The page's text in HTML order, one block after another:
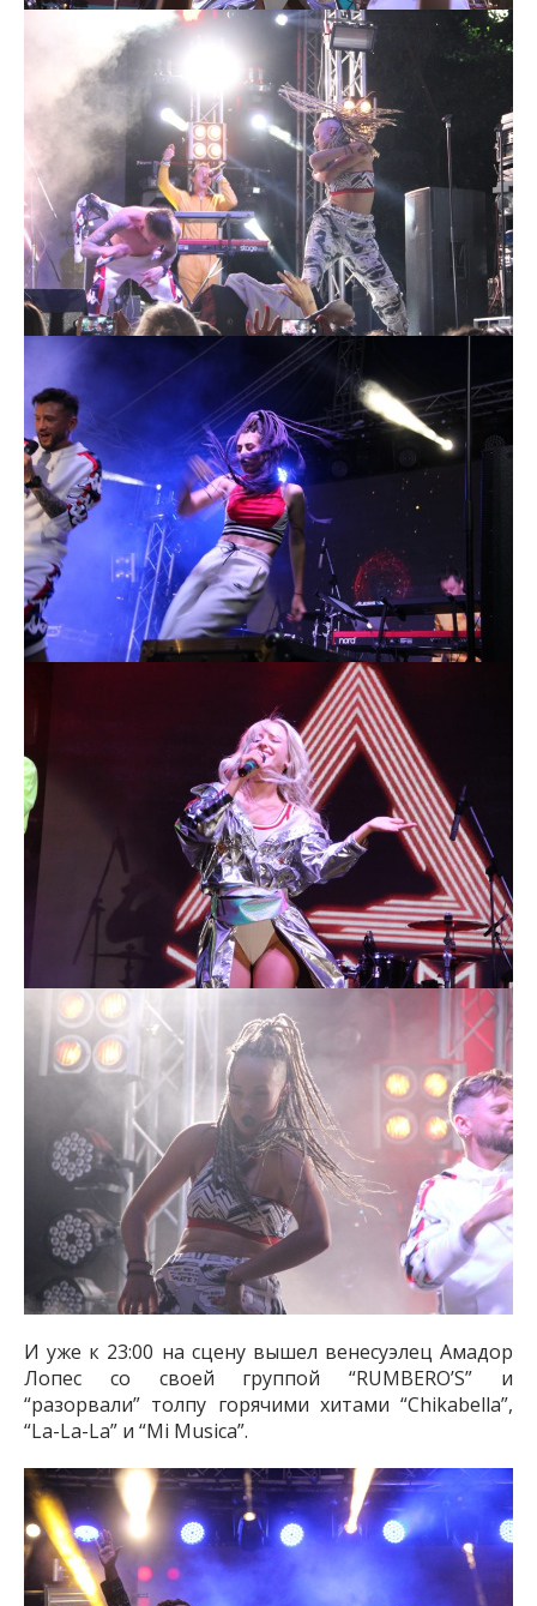
И уже к 23:00 на сцену вышел венесуэлец Амадор
Лопес со своей группой “RUMBERO’S” и
“разорвали” толпу горячими хитами “Chikabella”,
“La-La-La” и “Mi Musica”.